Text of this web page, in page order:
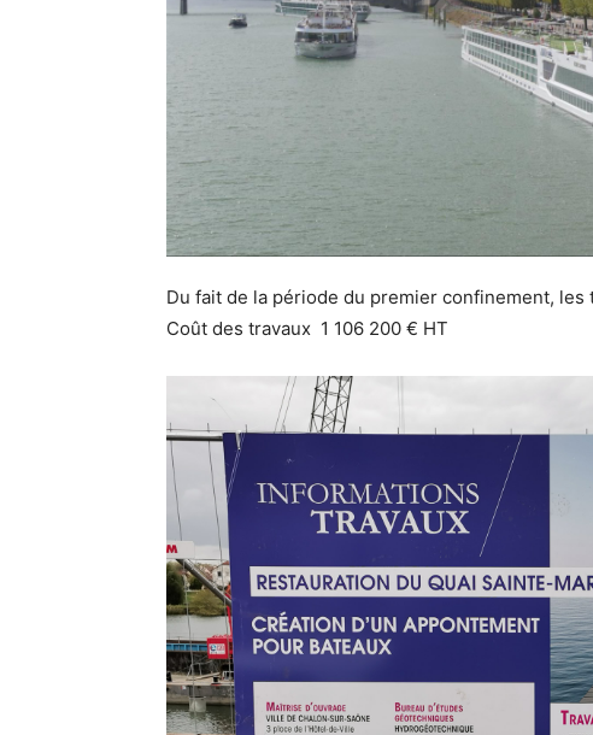
Du fait de la période du premier confinement,
Coût des travaux 1 106 200 € HT